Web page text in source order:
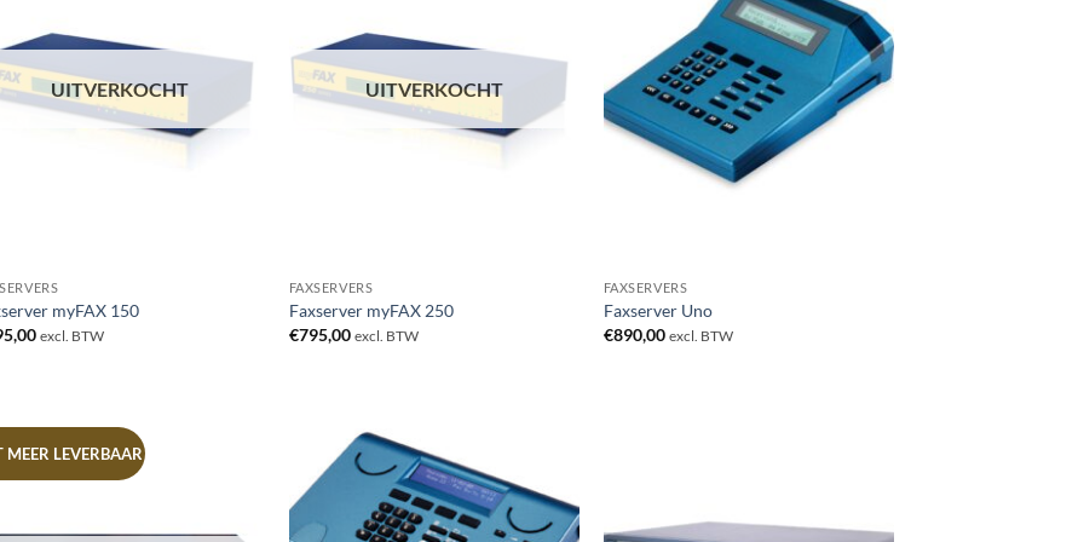
UITVERKOCHT
myFAX 150
excl. BTW
UITVERKOCHT
FAXSERVERS
Faxserver myFAX 250
€795,00 excl. BTW
FAXSERVERS
Faxserver Uno
€890,00 excl. BTW
MEER LEVERBAAR